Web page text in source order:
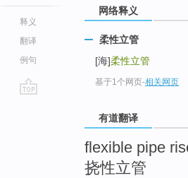
释义
翻译
例句
网络释义
柔性立管
[海]柔性立管
基于1个网页-相关网页
有道翻译
flexible pipe
挠性立管